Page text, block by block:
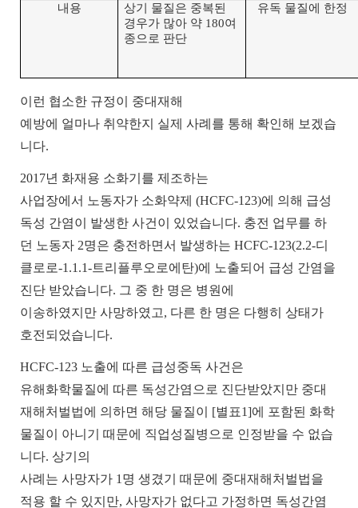
내용 상기 물질은 중복된
경우가 많아 약 180여
종으로 판단
유독 물질에 한정
이런 협소한 규정이 중대재해
예방에 얼마나 취약한지 실제 사례를 통해 확인해 보겠습
니다.
2017년 화재용 소화기를 제조하는
사업장에서 노동자가 소화약제 (HCFC-123)에 의해 급성
독성 간염이 발생한 사건이 있었습니다. 충전 업무를 하
던 노동자 2명은 충전하면서 발생하는 HCFC-123(2.2-디
클로로-1.1.1-트리플루오로에탄)에 노출되어 급성 간염을
진단 받았습니다. 그 중 한 명은 병원에
이송하였지만 사망하였고, 다른 한 명은 다행히 상태가
호전되었습니다.
HCFC-123 노출에 따른 급성중독 사건은
유해화학물질에 따른 독성간염으로 진단받았지만 중대
재해처벌법에 의하면 해당 물질이 [별표1]에 포함된 화학
물질이 아니기 때문에 직업성질병으로 인정받을 수 없습
니다. 상기의
사례는 사망자가 1 명 생겼기 때문에 중대재해처벌법을
적용 할 수 있지만, 사망자가 없다고 가정하면 독성간염